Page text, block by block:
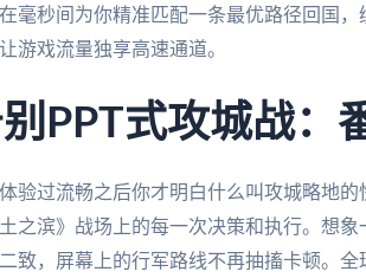
毫秒间为你精准匹配一条最优路径回国
游戏流量独享高速通道。
PPT式攻城战：
验过流畅之后你才明白什么叫攻城略地的
土之滨》战场上的每一次决策和执行。想
致，屏幕上的行军路线不再抽搐卡顿。